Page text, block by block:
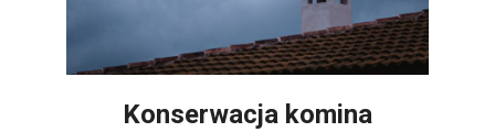
Konserwacja komina